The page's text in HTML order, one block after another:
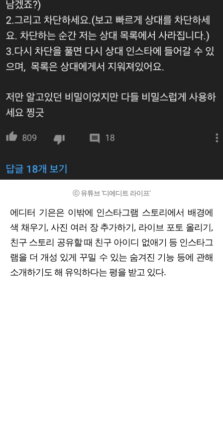
ⓒ 유튜브 '디에디트 라이프'
에디터 기은은 이밖에 인스타그램 스토리에서 배경에
색 채우기, 사진 여러 장 추가하기, 라이브 포토 올리기,
친구 스토리 공유할 때 친구 아이디 없애기 등 인스타그
램을 더 개성 있게 꾸밀 수 있는 숨겨진 기능 등에 관해
소개하기도 해 유익하다는 평을 받고 있다.